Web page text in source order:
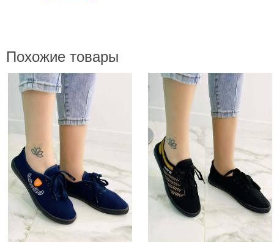
Похожие товары